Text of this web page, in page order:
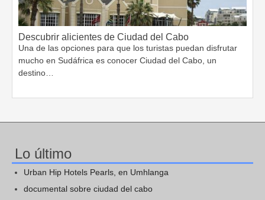
Descubrir alicientes de Ciudad del Cabo
Una de las opciones para que los turistas puedan disfrutar
mucho en Sudáfrica es conocer Ciudad del Cabo, un
destino…
Lo último
Urban Hip Hotels Pearls, en Umhlanga
documental sobre ciudad del cabo